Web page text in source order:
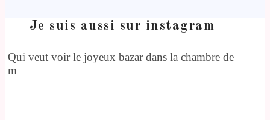
Je suis aussi sur instagram
Qui veut voir le joyeux bazar dans la chambre de
m